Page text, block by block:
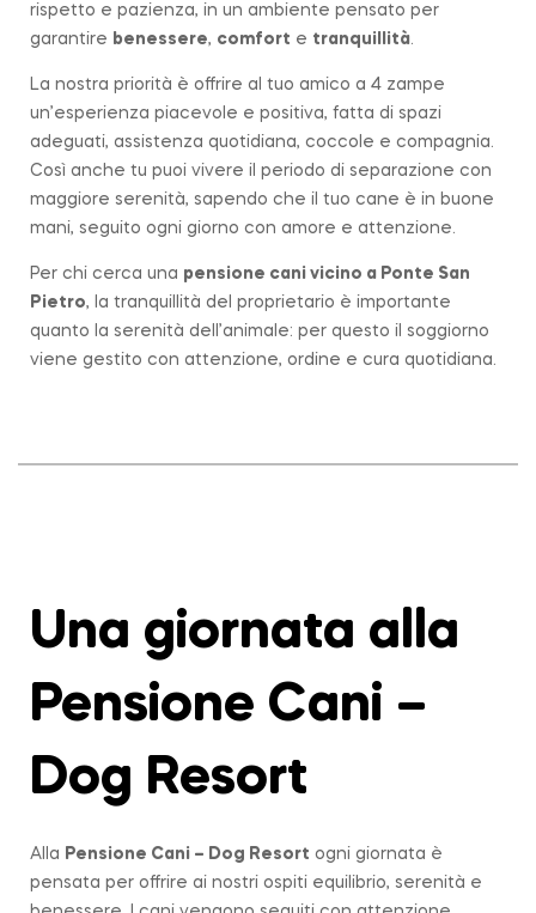
rispetto e pazienza, in un ambiente pensato per
garantire benessere, comfort e tranquillità
La nostra priorità è offrire al tuo amico a 4 zampe
un’esperienza piacevole e positiva, fatta di spazi
adeguati, assistenza quotidiana, coccole e compagnia.
Così anche tu puoi vivere il periodo di separazione con
maggiore serenità, sapendo che il tuo cane è in buone
mani, seguito ogni giorno con amore e attenzione.
Per chi cerca una pensione cani vicino a Ponte San
Pietro, la tranquillità del proprietario è importante
quanto la serenità dell’animale: per questo il soggiorno
viene gestito con attenzione, ordine e cura quotidiana.
Una giornata alla
Pensione Cani –
Dog Resort
Alla Pensione Cani – Dog Resort ogni giornata è
pensata per offrire ai nostri ospiti equilibrio, serenità e